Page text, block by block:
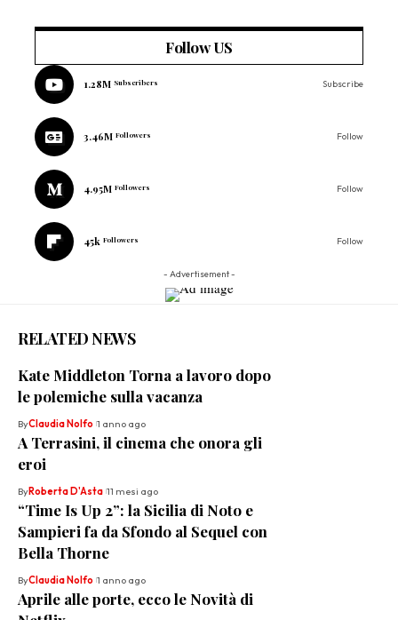
Follow US
1.28M Subscribers Subscribe
3.46M Followers Follow
4.95M Followers Follow
45k Followers Follow
- Advertisement -
RELATED NEWS
Kate Middleton Torna a lavoro dopo
le polemiche sulla vacanza
ByClaudia Nolfo 1 anno ago
A Terrasini, il cinema che onora gli
eroi
ByRoberta D'Asta 11 mesi ago
“Time Is Up 2”: la Sicilia di Noto e
Sampieri fa da Sfondo al Sequel con
Bella Thorne
ByClaudia Nolfo 1 anno ago
Aprile alle porte, ecco le Novità di